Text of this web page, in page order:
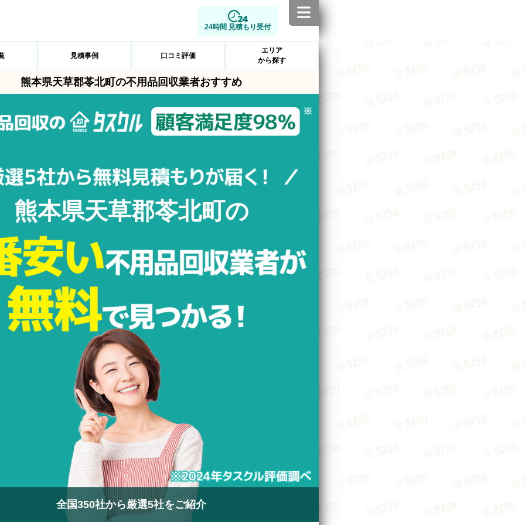
24時間 見積もり受付
見積事例 口コミ評価
エリア
から探す
熊本県天草郡苓北町の不用品回収業者おすすめ
熊本県天草郡苓北町の
全国350社から厳選5社をご紹介